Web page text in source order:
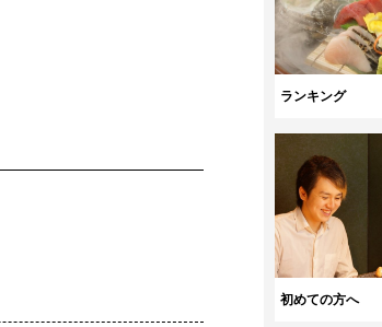
ランキング
初めての方へ